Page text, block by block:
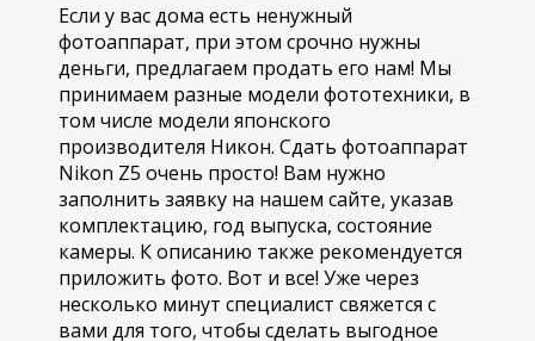
Если у вас дома есть ненужный
фотоаппарат, при этом срочно нужны
деньги, предлагаем продать его нам! Мы
принимаем разные модели фототехники, в
том числе модели японского
производителя Никон. Сдать фотоаппарат
Nikon Z5 очень просто! Вам нужно
заполнить заявку на нашем сайте, указав
комплектацию, год выпуска, состояние
камеры. К описанию также рекомендуется
приложить фото. Вот и все! Уже через
несколько минут специалист свяжется с
вами для того, чтобы сделать выгодное